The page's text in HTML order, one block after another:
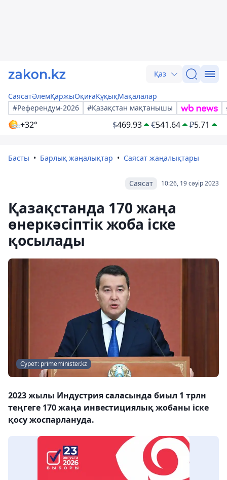
Қаз
СаясатӘлемҚаржыОқиғаҚұқықМақалалар
#Референдум-2026
#Қазақстан мақтанышы
+32° $469.93 €541.64 ₽5.71
Басты Барлық жаңалықтар Саясат жаңалықтары
10:26, 19 сәуір 2023
Саясат
Қазақстанда 170 жаңа
өнеркәсіптік жоба іске
қосылады
Сурет: primeminister.kz
2023 жылы Индустрия саласында биыл 1 трлн
теңгеге 170 жаңа инвестициялық жобаны іске
қосу жоспарлануда.